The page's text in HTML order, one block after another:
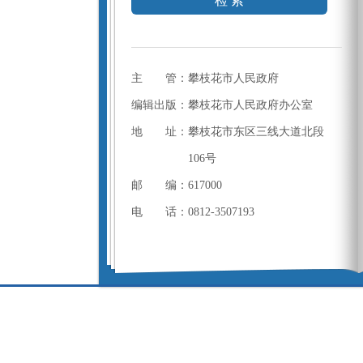
主 管：攀枝花市人民政府
编辑出版：攀枝花市人民政府办公室
地 址：攀枝花市东区三线大道北段
106号
邮 编：617000
电 话：0812-3507193